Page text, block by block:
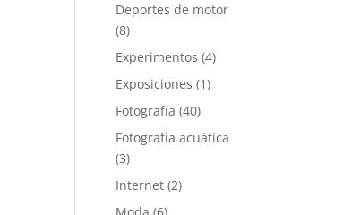
Deportes de motor
(8)
Experimentos (4)
Exposiciones (1)
Fotografía (40)
Fotografía acuática
(3)
Internet (2)